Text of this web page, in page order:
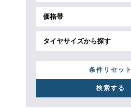
価格帯
タイヤサイズから探す
条件リセット